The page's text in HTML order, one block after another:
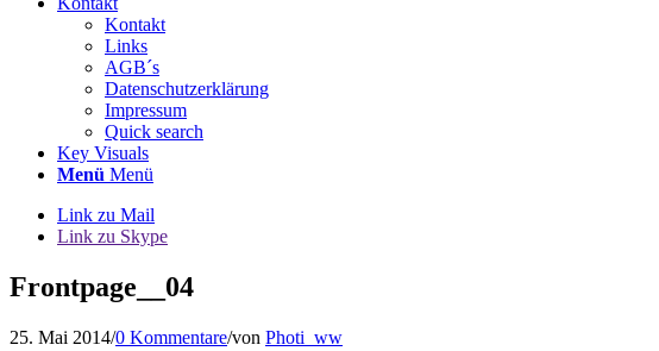
Kontakt
Links
AGB´s
Datenschutzerklärung
Impressum
Quick search
Key Visuals
Menü Menü
Link zu Mail
Link zu Skype
Frontpage__04
25. Mai 2014/0 Kommentare/von Photi_ww